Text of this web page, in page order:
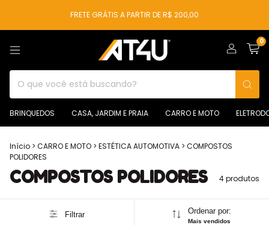
FRETE GRÁTIS A PARTIR DE R$ 200,00
0
BRINQUEDOS CASA, JARDIM E PRAIA CARRO E MOTO
Início > CARRO E MOTO > ESTÉTICA AUTOMOTIVA > COMPOSTOS
POLIDORES
COMPOSTOS POLIDORES 4 produtos
Filtrar Ordenar por:
Mais vendidos